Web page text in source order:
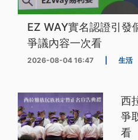
EZ WAY實名認證引發
爭議內容一次看
2026-08-04 16:47 生活
西
爭
看